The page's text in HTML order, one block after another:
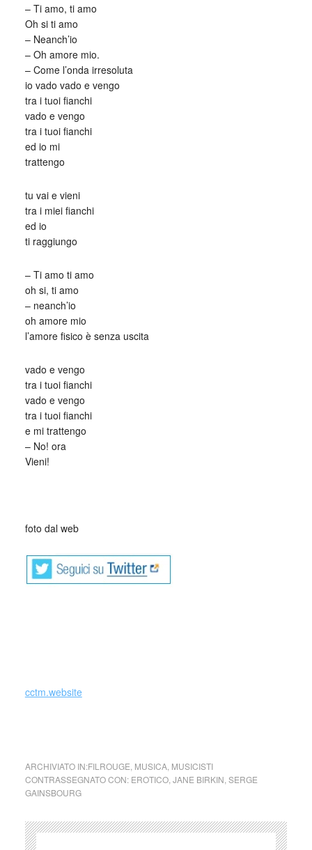
– Ti amo, ti amo
Oh si ti amo
– Neanch’io
– Oh amore mio.
– Come l’onda irresoluta
io vado vado e vengo
tra i tuoi fianchi
vado e vengo
tra i tuoi fianchi
ed io mi
trattengo
tu vai e vieni
tra i miei fianchi
ed io
ti raggiungo
– Ti amo ti amo
oh si, ti amo
– neanch’io
oh amore mio
l’amore fisico è senza uscita
vado e vengo
tra i tuoi fianchi
vado e vengo
tra i tuoi fianchi
e mi trattengo
– No! ora
Vieni!
foto dal web
cctm.website
ARCHIVIATO IN:FILROUGE MUSICA, MUSICISTI
CONTRASSEGNATO CON: EROTICO, JANE BIRKIN SERGE
GAINSBOURG